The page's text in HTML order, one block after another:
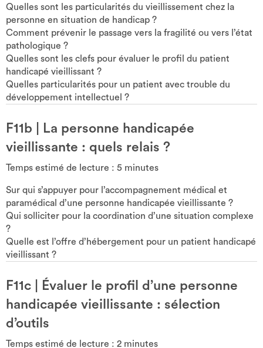
Quelles sont les particularités du vieillissement chez la
personne en situation de handicap ?
Comment prévenir le passage vers la fragilité ou vers l’état
pathologique ?
Quelles sont les clefs pour évaluer le profil du patient
handicapé vieillissant ?
Quelles particularités pour un patient avec trouble du
développement intellectuel ?
F11b
La personne handicapée
vieillissante : quels relais ?
Temps estimé de lecture : 5 minutes
Sur qui s’appuyer pour l’accompagnement médical et
paramédical d’une personne handicapée vieillissante ?
Qui solliciter pour la coordination d’une situation complexe
?
Quelle est l’offre d’hébergement pour un patient handicapé
vieillissant ?
F11c
Évaluer le profil d’une personne
handicapée vieillissante : sélection
d’outils
Temps estimé de lecture : 2 minutes